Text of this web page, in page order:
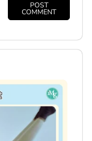
POST
COMMENT